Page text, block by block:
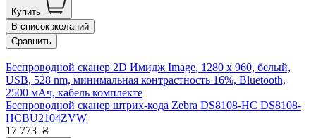
Купить
В список желаний
Сравнить
Беспроводной сканер 2D Имидж Image, 1280 x 960, белый,
USB, 528 nm, минимальная контрастность 16%, Bluetooth,
2500 мАч, кабель комплекте
Беспроводной сканер штрих-кода Zebra DS8108-HC DS8108-
HCBU2104ZVW
17 773 ₴